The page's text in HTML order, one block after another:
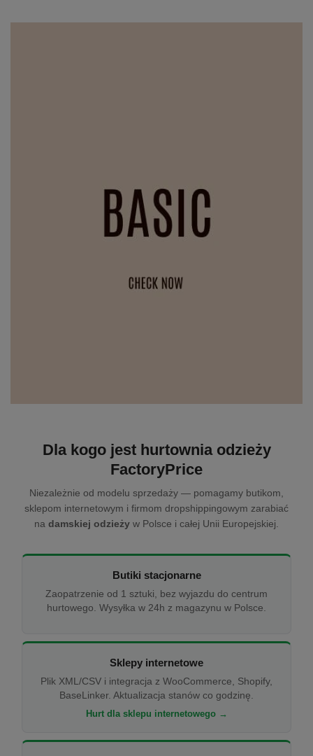
Dla kogo jest hurtownia odzieży
FactoryPrice
Niezależnie od modelu sprzedaży — pomagamy butikom,
sklepom internetowym i firmom dropshippingowym zarabiać
na damskiej odzieży w Polsce i całej Unii Europejskiej.
Butiki stacjonarne
Zaopatrzenie od 1 sztuki, bez wyjazdu do centrum
hurtowego. Wysyłka w 24h z magazynu w Polsce.
Sklepy internetowe
Plik XML/CSV i integracja z WooCommerce, Shopify,
BaseLinker. Aktualizacja stanów co godzinę.
Hurt dla sklepu internetowego →